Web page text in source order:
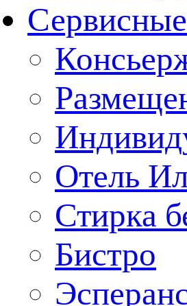
Отель
Стирка
Бистро